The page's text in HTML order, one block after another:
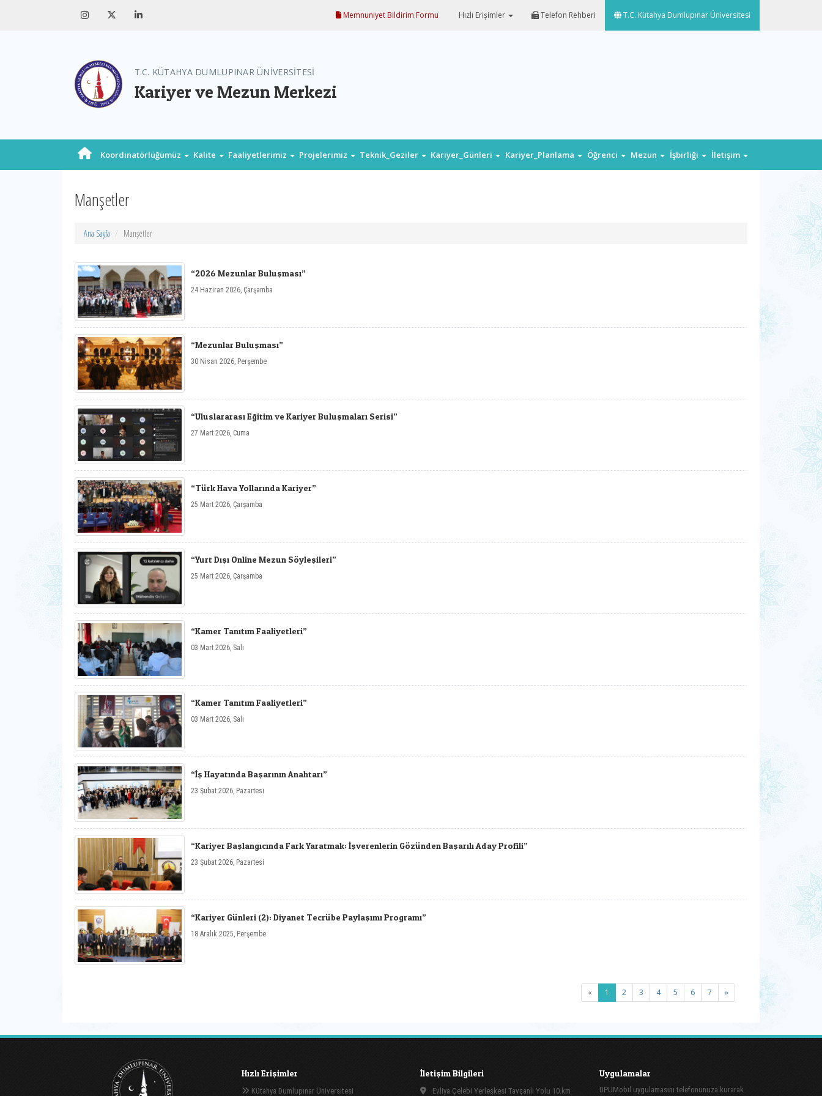
Memnuniyet Bildirim Formu Hızlı Erişimler Telefon Rehberi T.C. Kütahya Dumlupınar Üniversitesi
T.C. KÜTAHYA DUMLUPINAR ÜNİVERSİTESİ
Kariyer ve Mezun Merkezi
Koordinatörlüğümüz Kalite Faaliyetlerimiz Projelerimiz Teknik_Geziler Kariyer_Günleri Kariyer_Planlama Öğrenci Mezun İşbirliği İletişim
Manşetler
Ana Sayfa Manşetler
“2026 Mezunlar Buluşması”
24 Haziran 2026, Çarşamba
“Mezunlar Buluşması”
30 Nisan 2026, Perşembe
“Uluslararası Eğitim ve Kariyer Buluşmaları Serisi”
27 Mart 2026, Cuma
“Türk Hava Yollarında Kariyer”
25 Mart 2026, Çarşamba
“Yurt Dışı Online Mezun Söyleşileri”
25 Mart 2026, Çarşamba
“Kamer Tanıtım Faaliyetleri”
03 Mart 2026, Salı
“Kamer Tanıtım Faaliyetleri”
03 Mart 2026, Salı
“İş Hayatında Başarının Anahtarı”
23 Şubat 2026, Pazartesi
“Kariyer Başlangıcında Fark Yaratmak: İşverenlerin Gözünden Başarılı Aday Profili”
23 Şubat 2026, Pazartesi
“Kariyer Günleri (2): Diyanet Tecrübe Paylaşımı Programı”
18 Aralık 2025, Perşembe
« 1 (current)
2 3 4 5 6 7 »
Hızlı Erişimler
Kütahya Dumlupınar Üniversitesi
İletişim Bilgileri
Evliya Çelebi Yerleşkesi Tavşanlı Yolu 10.km
Uygulamalar
DPUMobil uygulamasını telefonunuza kurarak